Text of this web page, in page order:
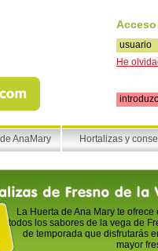
He
AnaMary Hortalizas y
La Huerta de Ana Mary te
todos los sabores de la vega de
de temporada que disfrutarás
mayor